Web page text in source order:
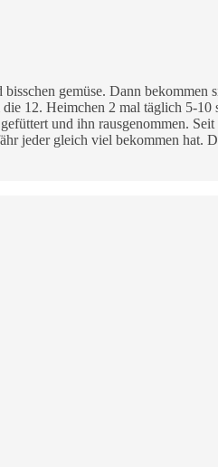
gemüse. Dann
12. Heimchen 2 mal täglich 5-
und ihn rausgenommen.
jeder gleich viel bekommen hat.